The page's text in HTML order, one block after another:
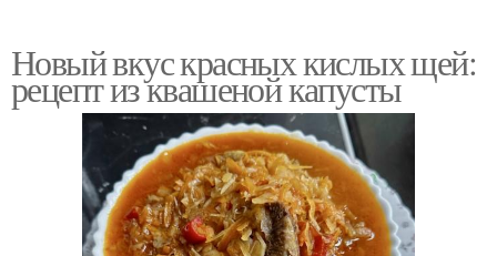
Новый вкус красных кислых щей:
рецепт из квашеной капусты